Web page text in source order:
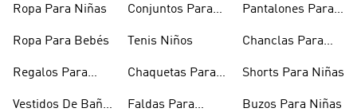
Ropa Para Niñas
Ropa Para Bebés
Regalos Para
Vestidos De Baño
Conjuntos Para
Tenis Niños
Chaquetas Para
Faldas Para
Pantalones Para
Chanclas Para
Shorts Para Niñas
Buzos Para Niñas